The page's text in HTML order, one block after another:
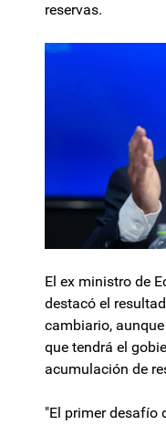
reservas.
El ex ministro de
destacó el
cambiario,
que tendrá el
acumulación de
"El primer desafío